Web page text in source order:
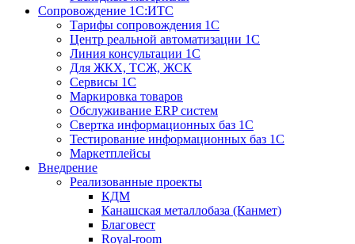
Сопровождение 1С:ИТС
Тарифы сопровождения 1С
Центр реальной автоматизации 1С
Линия консультации 1С
Для ЖКХ, ТСЖ, ЖСК
Сервисы 1С
Маркировка товаров
Обслуживание ERP систем
Свертка информационных баз 1С
Тестирование информационных баз 1С
Маркетплейсы
Внедрение
Реализованные проекты
КДМ
Канашская металлобаза (Канмет)
Благовест
Royal-room